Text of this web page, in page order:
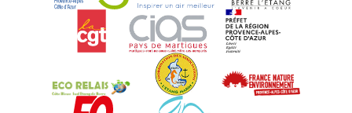
CIAS
Eco-Relais Côte BleueEtang marin
Force Ouvrière Gignac-la-Nerthe